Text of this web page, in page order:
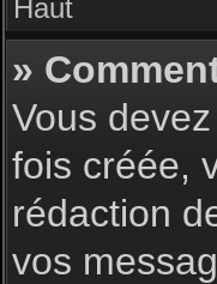
Haut
»
Vous
fois créée,
rédaction
vos